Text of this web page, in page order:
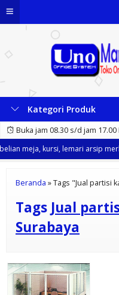
Kategori Produk
Buka jam 08.30 s/d jam
meja, kursi, lemari arsip
Beranda »Tags "Jual partisi
Tags Jual
Surabaya